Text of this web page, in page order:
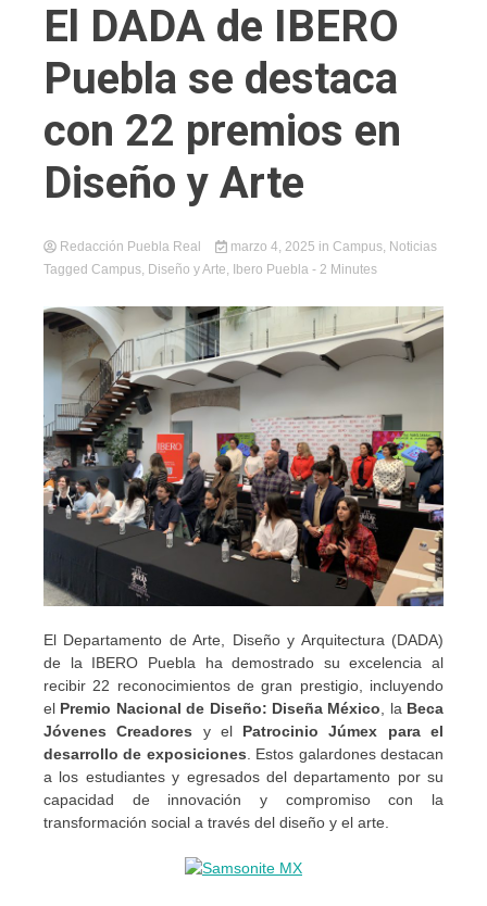
El DADA de IBERO
Puebla se destaca
con 22 premios en
Diseño y Arte
Redacción Puebla Real marzo 4, 2025 in Campus, Noticias
Tagged Campus, Diseño y Arte, Ibero Puebla - 2 Minutes
El Departamento de Arte, Diseño y Arquitectura (DADA)
de la IBERO Puebla ha demostrado su excelencia al
recibir 22 reconocimientos de gran prestigio, incluyendo
el Premio Nacional de Diseño: Diseña México , la Beca
Jóvenes Creadores y el Patrocinio Júmex para el
desarrollo de exposiciones . Estos galardones destacan
a los estudiantes y egresados del departamento por su
capacidad de innovación y compromiso con la
transformación social a través del diseño y el arte.